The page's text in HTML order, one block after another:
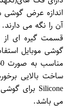
اندازه عرض گوشی
آن را نگه می
قسمت گیره ای از
گوشی موبایل
ساخت بالایی
می باشد.